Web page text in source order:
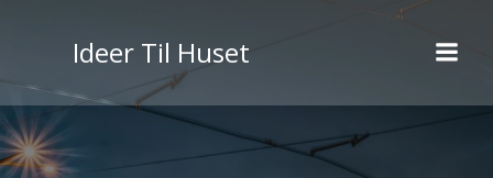
indhold
Ideer Til Huset